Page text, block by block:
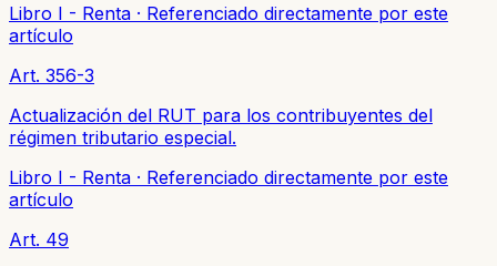
Libro I - Renta · Referenciado directamente por este
artículo
Art. 356-3
Actualización del RUT para los contribuyentes del
régimen tributario especial.
Libro I - Renta · Referenciado directamente por este
artículo
Art. 49